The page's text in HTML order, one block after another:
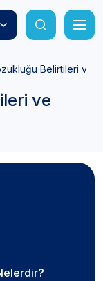
Belirtileri ve
ve